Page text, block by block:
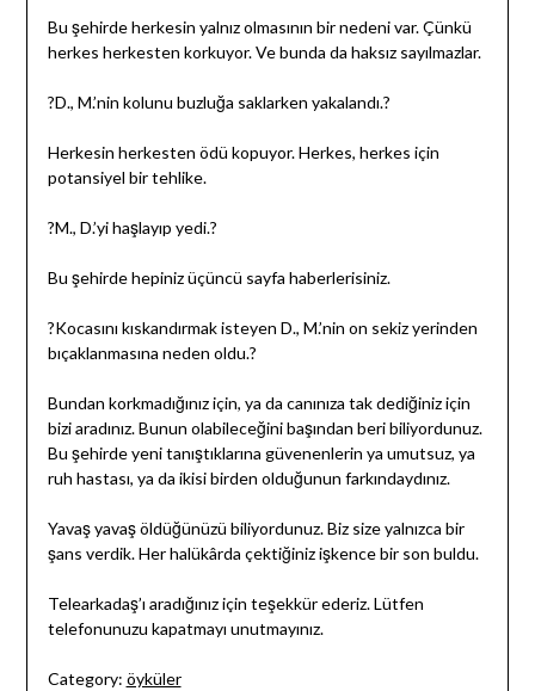
Bu şehirde herkesin yalnız olmasının bir nedeni var. Çünkü
herkes herkesten korkuyor. Ve bunda da haksız sayılmazlar.
?D., M.’nin kolunu buzluğa saklarken yakalandı.?
Herkesin herkesten ödü kopuyor. Herkes, herkes için
potansiyel bir tehlike.
?M., D.’yi haşlayıp yedi.?
Bu şehirde hepiniz üçüncü sayfa haberlerisiniz.
?Kocasını kıskandırmak isteyen D., M.’nin on sekiz yerinden
bıçaklanmasına neden oldu.?
Bundan korkmadığınız için, ya da canınıza tak dediğiniz için
bizi aradınız. Bunun olabileceğini başından beri biliyordunuz.
Bu şehirde yeni tanıştıklarına güvenenlerin ya umutsuz, ya
ruh hastası, ya da ikisi birden olduğunun farkındaydınız.
Yavaş yavaş öldüğünüzü biliyordunuz. Biz size yalnızca bir
şans verdik. Her halükârda çektiğiniz işkence bir son buldu.
Telearkadaş’ı aradığınız için teşekkür ederiz. Lütfen
telefonunuzu kapatmayı unutmayınız.
Category: öyküler